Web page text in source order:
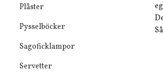
Plåster
Pysselböcker
Sagoficklampor
Servetter